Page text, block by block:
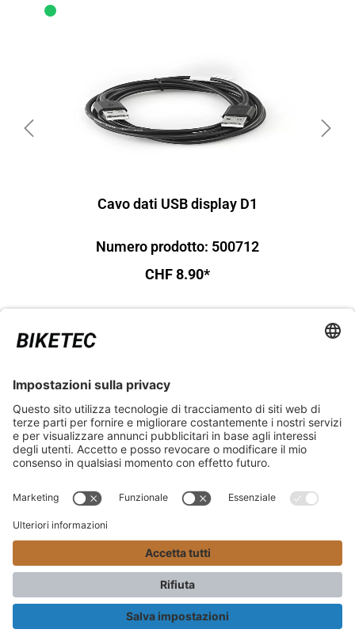
Cavo dati USB display D1
Numero prodotto: 500712
CHF 8.90*
ASPETTI LEGALI
ASSISTENZA
*Prezzo al dettaglio consigliato IVA inclusa più spese di spedizione
e TSA